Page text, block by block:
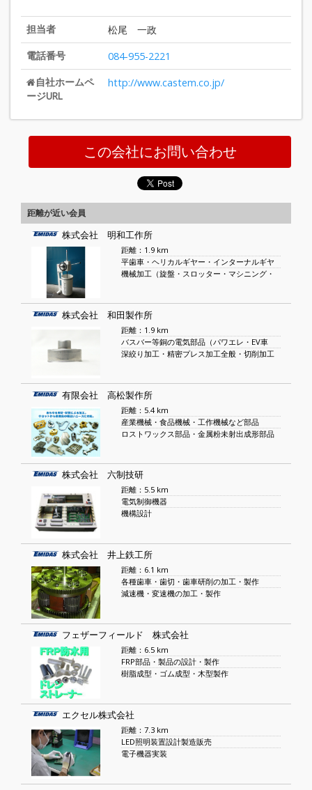
担当者
松尾 一政
電話番号
084-955-2221
自社ホームペ
ージURL
http://www.castem.co.jp/
この会社にお問い合わせ
距離が近い会員
株式会社 明和工作所
距離：1.9 km
平歯車・ヘリカルギヤー・インターナルギヤ
機械加工（旋盤・スロッター・マシニング・
株式会社 和田製作所
距離：1.9 km
バスバー等銅の電気部品（パワエレ・EV車
深絞り加工・精密プレス加工全般・切削加工
有限会社 高松製作所
距離：5.4 km
産業機械・食品機械・工作機械など部品
ロストワックス部品・金属粉未射出成形部品
株式会社 六制技研
距離：5.5 km
電気制御機器
機構設計
株式会社 井上鉄工所
距離：6.1 km
各種歯車・歯切・歯車研削の加工・製作
減速機・変速機の加工・製作
フェザーフィールド 株式会社
距離：6.5 km
FRP部品・製品の設計・製作
樹脂成型・ゴム成型・木型製作
エクセル株式会社
距離：7.3 km
LED照明装置設計製造販売
電子機器実装